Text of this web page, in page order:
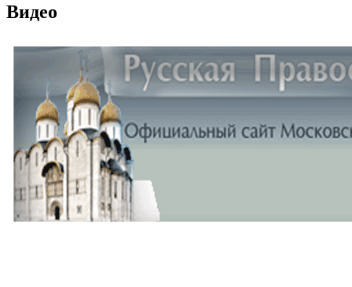
Видео